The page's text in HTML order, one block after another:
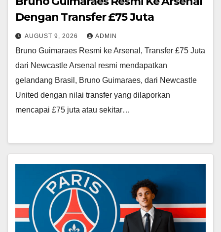
Dengan Transfer £75 Juta
AUGUST 9, 2026 ADMIN
Bruno Guimaraes Resmi ke Arsenal, Transfer £75 Juta
dari Newcastle Arsenal resmi mendapatkan
gelandang Brasil, Bruno Guimaraes, dari Newcastle
United dengan nilai transfer yang dilaporkan
mencapai £75 juta atau sekitar…